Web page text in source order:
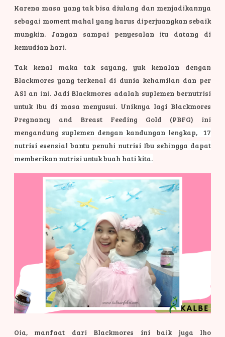
Karena masa yang tak bisa diulang dan menjadikannya
sebagai moment mahal yang harus diperjuangkan sebaik
mungkin. Jangan sampai penyesalan itu datang di
kemudian hari.
Tak kenal maka tak sayang, yuk kenalan dengan
Blackmores yang terkenal di dunia kehamilan dan per
ASI an ini. Jadi Blackmores adalah suplemen bernutrisi
untuk Ibu di masa menyusui. Uniknya lagi Blackmores
Pregnancy and Breast Feeding Gold (PBFG) ini
mengandung suplemen dengan kandungan lengkap, 17
nutrisi esensial bantu penuhi nutrisi Ibu sehingga dapat
memberikan nutrisi untuk buah hati kita.
Oia, manfaat dari Blackmores ini baik juga lho